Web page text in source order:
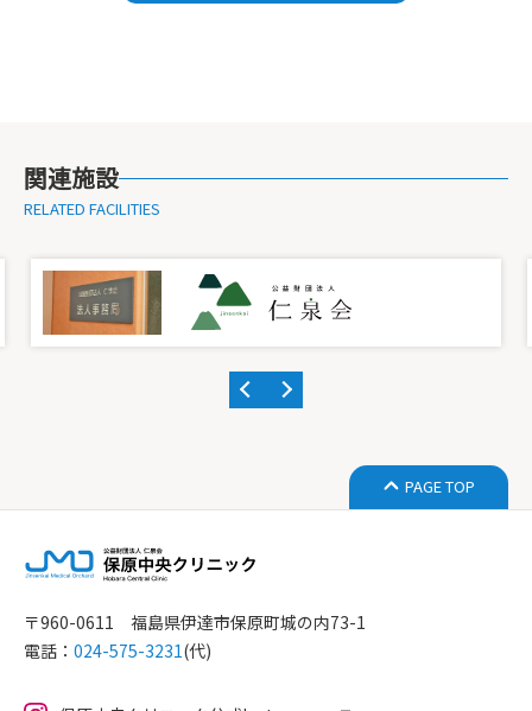
関連施設
RELATED FACILITIES
PAGE TOP
〒960-0611 福島県伊達市保原町城の内73-1
電話： 024-575-3231(代)